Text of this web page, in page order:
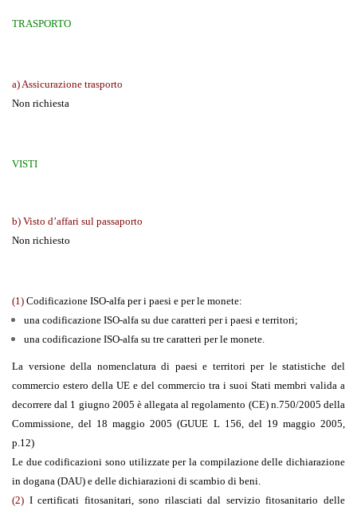
TRASPORTO
a) Assicurazione trasporto
Non richiesta
VISTI
b) Visto d’affari sul passaporto
Non richiesto
(1) Codificazione ISO-alfa per i paesi e per le monete:
una codificazione ISO-alfa su due caratteri per i paesi e territori;
una codificazione ISO-alfa su tre caratteri per le monete.
La versione della nomenclatura di paesi e territori per le statistiche del
commercio estero della UE e del commercio tra i suoi Stati membri valida a
decorrere dal 1 giugno 2005 è allegata al regolamento (CE) n.750/2005 della
Commissione, del 18 maggio 2005 (GUUE L 156, del 19 maggio 2005,
p.12)
Le due codificazioni sono utilizzate per la compilazione delle dichiarazione
in dogana (DAU) e delle dichiarazioni di scambio di beni.
(2) I certificati fitosanitari, sono rilasciati dal servizio fitosanitario delle